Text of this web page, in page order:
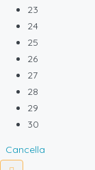
23
24
25
26
27
28
29
30
Cancella